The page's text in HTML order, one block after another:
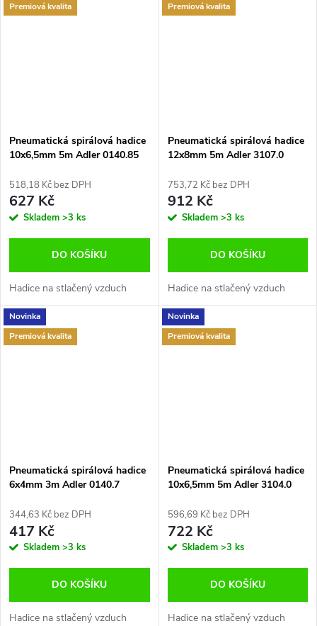
Premiová kvalita
Pneumatická spirálová hadice
10x6,5mm 5m Adler 0140.85
518,18 Kč bez DPH
627 Kč
Skladem >3 ks
DO KOŠÍKU
Hadice na stlačený vzduch
Premiová kvalita
Pneumatická spirálová hadice
12x8mm 5m Adler 3107.0
753,72 Kč bez DPH
912 Kč
Skladem >3 ks
DO KOŠÍKU
Hadice na stlačený vzduch
Novinka
Premiová kvalita
Pneumatická spirálová hadice
6x4mm 3m Adler 0140.7
344,63 Kč bez DPH
417 Kč
Skladem >3 ks
DO KOŠÍKU
Hadice na stlačený vzduch
Novinka
Premiová kvalita
Pneumatická spirálová hadice
10x6,5mm 5m Adler 3104.0
596,69 Kč bez DPH
722 Kč
Skladem >3 ks
DO KOŠÍKU
Hadice na stlačený vzduch